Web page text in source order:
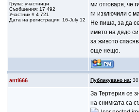
Група: участници
Съобщения: 17 492
Участник # 4 721
Дата на регистрация: 16-July 12
ми отговаря, че
ги изключили с
Не пиша, за да
името на дядо
за живото
още нещо.
anti666 Публикувано на:
За Тертерия се
на снимката са